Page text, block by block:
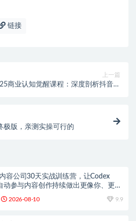
链接
上一篇
商业认知觉醒课程：深度剖析抖音变
极版，亲测实操可行的
容公司30天实战训练营，让Codex
动参与内容创作持续做出更像你、更有
2026-08-10 9.9